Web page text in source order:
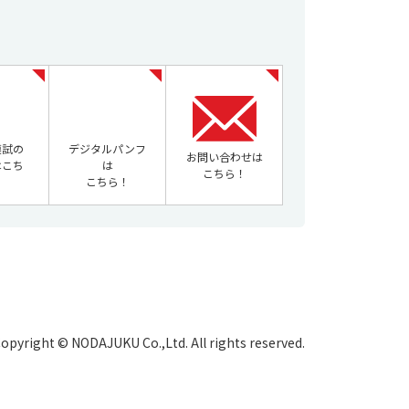
の
ち
デジタルパンフ
は
こちら！
お問い合わせは
こちら！
© NODAJUKU Co.,Ltd. All rights reserved.